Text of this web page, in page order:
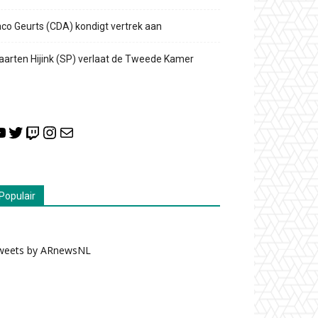
Geurts (CDA) kondigt vertrek aan
Hijink (SP) verlaat de Tweede Kamer
Twitter
Twitch
Instagram
E-mail
Populair
by ARnewsNL